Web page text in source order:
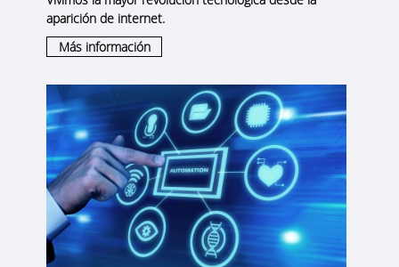
aparición de internet.
Más información